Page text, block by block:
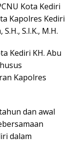
Kota Kediri
Kapolres Kediri
S.I.K., M.H.
Kediri KH. Abu
Kapolres
dan awal
dalam